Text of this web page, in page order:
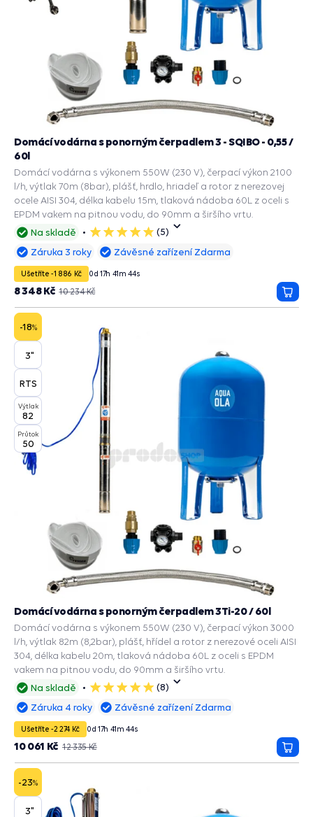
Na skladě
5
hvězdiček
(5)
Domácí vodárna s ponorným čerpadlem 3 - SQIBO - 0,55 /
60l
Domácí vodárna s výkonem 550W (230 V), čerpací výkon 2100
l/h, výtlak 70m (8bar), plášť, hrdlo, hriadeľ a rotor z nerezovej
ocele AISI 304, délka kabelu 15m, tlaková nádoba 60L z oceli s
EPDM vakem na pitnou vodu, do 90mm a širšího vrtu.
Záruka 3 roky Závěsné zařízení Zdarma
Ušetříte -1 886 Kč 0d 17h 41m 43s
10 234 Kč
8 348 Kč
do
-18%
3"
RTS
Výtlak
82
Průtok
50
Na skladě
5
hvězdiček
(8)
Domácí vodárna s ponorným čerpadlem 3Ti-20 / 60l
Domácí vodárna s výkonem 550W (230 V), čerpací výkon 3000
l/h, výtlak 82m (8,2bar), plášť, hřídel a rotor z nerezové oceli AISI
304, délka kabelu 20m, tlaková nádoba 60L z oceli s EPDM
vakem na pitnou vodu, do 90mm a širšího vrtu.
Záruka 4 roky Závěsné zařízení Zdarma
Ušetříte -2 274 Kč 0d 17h 41m 43s
12 335 Kč
10 061 Kč
do
-23%
3"